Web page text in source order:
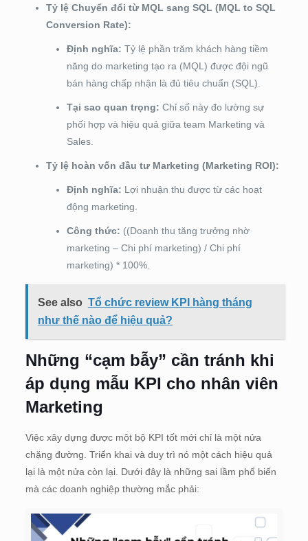
Tỷ lệ Chuyển đổi từ MQL sang SQL (MQL to SQL
Conversion Rate):
Định nghĩa: Tỷ lệ phần trăm khách hàng tiềm
năng do marketing tạo ra (MQL) được đội ngũ
bán hàng chấp nhận là đủ tiêu chuẩn (SQL).
Tại sao quan trọng: Chỉ số này đo lường sự
phối hợp và hiệu quả giữa team Marketing và
Sales.
Tỷ lệ hoàn vốn đầu tư Marketing (Marketing ROI):
Định nghĩa: Lợi nhuận thu được từ các hoạt
động marketing.
Công thức: ((Doanh thu tăng trưởng nhờ
marketing – Chi phí marketing) / Chi phí
marketing) * 100%.
See also Tổ chức review KPI hàng tháng
như thế nào để hiệu quả?
Những “cạm bẫy” cần tránh khi
áp dụng mẫu KPI cho nhân viên
Marketing
Việc xây dựng được một bộ KPI tốt mới chỉ là một nửa
chặng đường. Triển khai và duy trì nó một cách hiệu quả
lại là một nửa còn lại. Dưới đây là những sai lầm phổ biến
mà các doanh nghiệp thường mắc phải: